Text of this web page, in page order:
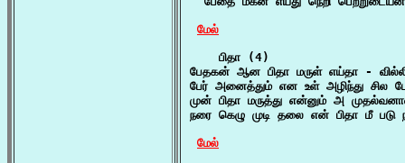
மேல்
    பிதா (4)
பேதகன் ஆன பிதா மருள் எய்தா -
பேர் அனைத்தும் என உள் அழிந்து சில
முன் பிதா மருத்து என்னும் அ
நரை கெழு முடி தலை என் பிதா மீ
மேல்